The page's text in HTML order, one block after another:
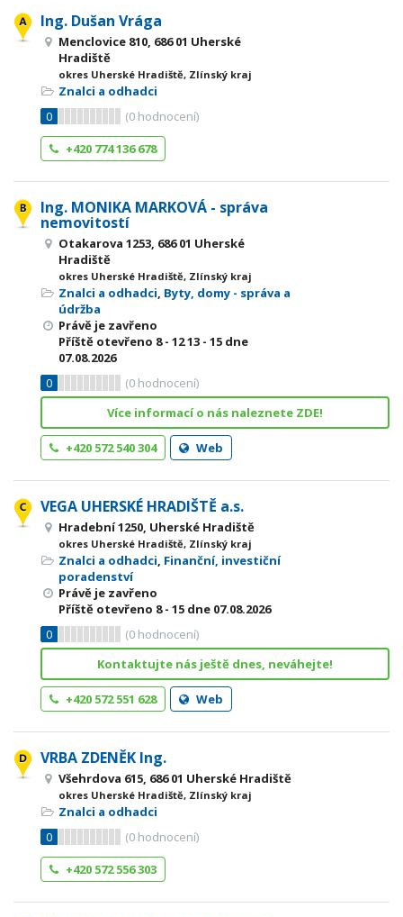
Ing. Dušan Vrága
Menclovice 810, 686 01 Uherské
Hradiště
okres Uherské Hradiště, Zlínský kraj
Znalci a odhadci
0
(0 hodnocení)
+420 774 136 678
Ing. MONIKA MARKOVÁ - správa
nemovitostí
Otakarova 1253, 686 01 Uherské
Hradiště
okres Uherské Hradiště, Zlínský kraj
Znalci a odhadci, Byty, domy - správa a
údržba
Právě je zavřeno
Příště otevřeno 8 - 1213 - 15 dne
07.08.2026
0
(0 hodnocení)
Více informací o nás naleznete ZDE!
+420 572 540 304 Web
VEGA UHERSKÉ HRADIŠTĚ a.s.
Hradební 1250, Uherské Hradiště
okres Uherské Hradiště, Zlínský kraj
Znalci a odhadci, Finanční, investiční
poradenství
Právě je zavřeno
Příště otevřeno 8 - 15 dne 07.08.2026
0
(0 hodnocení)
Kontaktujte nás ještě dnes, neváhejte!
+420 572 551 628 Web
VRBA ZDENĚK Ing.
Všehrdova 615, 686 01 Uherské Hradiště
okres Uherské Hradiště, Zlínský kraj
Znalci a odhadci
0
(0 hodnocení)
+420 572 556 303